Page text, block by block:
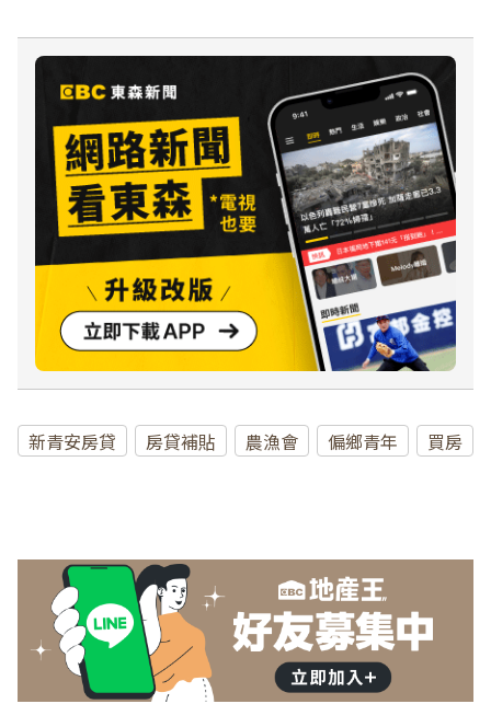
新青安房貸 房貸補貼 農漁會 偏鄉青年 買房